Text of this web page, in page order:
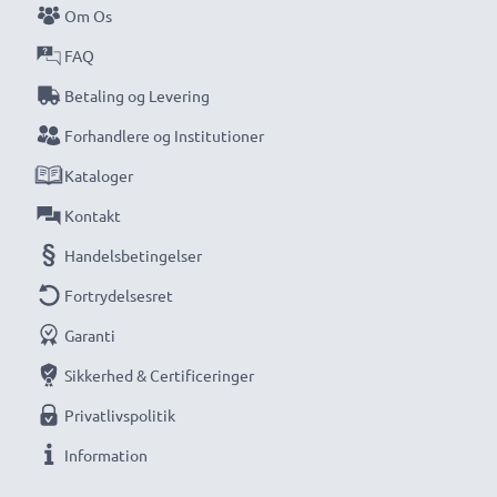
Om Os
FAQ
Betaling og Levering
Forhandlere og Institutioner
Kataloger
Kontakt
Handelsbetingelser
Fortrydelsesret
Garanti
Sikkerhed & Certificeringer
Privatlivspolitik
Information